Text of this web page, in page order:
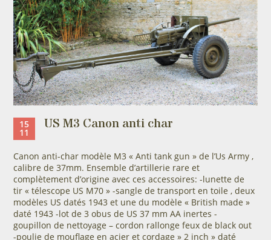
15
11 US M3 Canon anti char
Canon anti-char modèle M3 « Anti tank gun » de l’Us Army ,
calibre de 37mm. Ensemble d’artillerie rare et
complètement d’origine avec ces accessoires: -lunette de
tir « télescope US M70 » -sangle de transport en toile , deux
modèles US datés 1943 et une du modèle « British made »
daté 1943 -lot de 3 obus de US 37 mm AA inertes -
goupillon de nettoyage – cordon rallonge feux de black out
-poulie de mouflage en acier et cordage » 2 inch » daté